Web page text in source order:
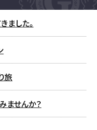
ました。
旅
ませんか？